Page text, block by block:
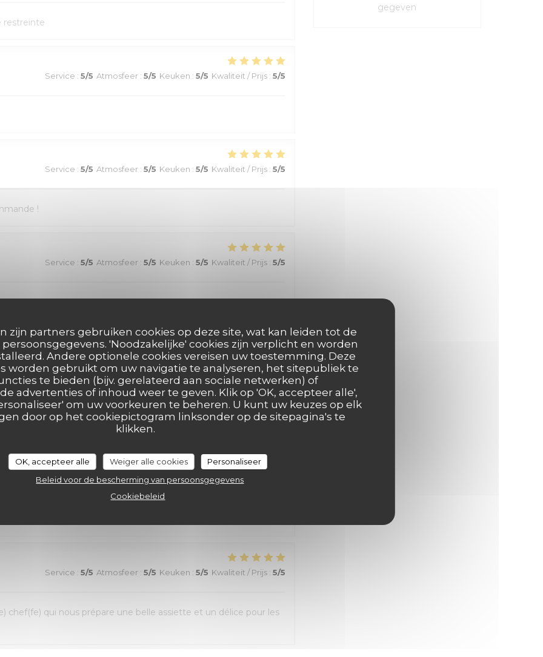
zijn partners gebruiken cookies op deze site, wat kan leiden tot de
'Noodzakelijke' cookies zijn verplicht en worden
Andere optionele cookies vereisen uw toestemming. Deze
worden gebruikt om uw navigatie te analyseren, het sitepubliek te
te bieden (bijv. gerelateerd aan sociale netwerken) of
advertenties of inhoud weer te geven. Klik op 'OK, accepteer alle',
om uw voorkeuren te beheren. U kunt uw keuzes op elk
door op het cookiepictogram linksonder op de sitepagina's te
klikken.
OK, accepteer alle Weiger alle cookies
Personaliseer
Beleid voor de bescherming van persoonsgegevens
Cookiebeleid
restreinte
Service : 5/5 Atmosfeer: 5/5 Keuken : 5/5 Kwaliteit / Prijs: 5/5
Service : 5/5 Atmosfeer: 5/5 Keuken : 5/5 Kwaliteit / Prijs: 5/5
!
Service : 5/5 Atmosfeer: 5/5 Keuken : 5/5 Kwaliteit / Prijs: 5/5
au top et nourriture de très bonne qualité. J’ai pris la cote de
Nous recommandons sans aucune hésitation.
Service: 4/5 Atmosfeer:5/5 Keuken :5/5 Kwaliteit / Prijs :4/5
most helpful, the ambiance was “Old Lille” charm, and the
time we are in Lille
Service: 5/5 Atmosfeer: 5/5 Keuken: 5/5 Kwaliteit / Prijs
Service : 5/5 Atmosfeer: 5/5 Keuken : 5/5 Kwaliteit / Prijs: 5/5
chef(fe) qui nous prépare une belle assiette et un délice pour les
gegeven